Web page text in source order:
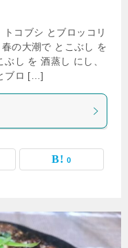
コブシ とブロッコリ
の大潮で とこぶし を
し を 酒蒸し にし、
ブロ […]
0